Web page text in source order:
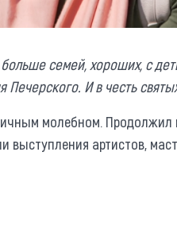
семей, хороших, с
И в честь
молебном. Продолжил
выступления артистов,